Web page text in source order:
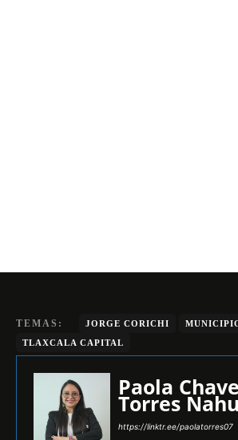
TEMAS: JORGE CORICHI
TLAXCALA CAPITAL
Paola
Torres
https://linktr.ee/paolatorres07